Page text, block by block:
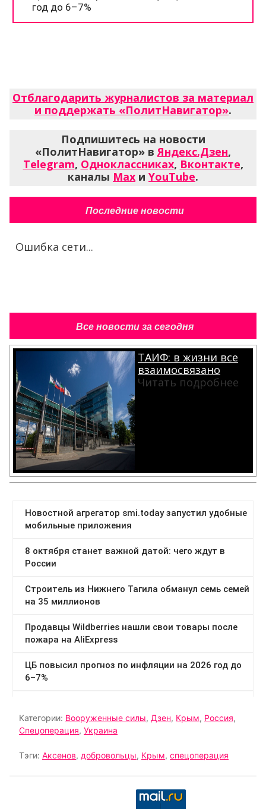
Отблагодарить журналистов за материал
и поддержать «ПолитНавигатор».
Подпишитесь на новости
«ПолитНавигатор» в Яндекс.Дзен,
Telegram, Одноклассниках, Вконтакте,
каналы Max и YouTube.
Последние новости
Ошибка сети...
Все новости за сегодня
ТАИФ: в жизни все
взаимосвязано
Читать подробнее
Категории: Вооруженные силы, Дзен, Крым, Россия,
Спецоперация, Украина
Тэги: Аксенов, добровольцы, Крым, спецоперация